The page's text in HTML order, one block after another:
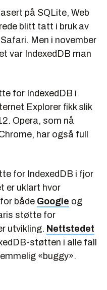
på SQLite, Web
blitt tatt i bruk av
Men i november
var IndexedDB man
for IndexedDB i
Explorer fikk slik
Opera, som nå
har også full
for IndexedDB i fjor
er uklart hvor
både Google og
støtte for
utvikling. Nettstedet
støtten i alle fall
«buggy».